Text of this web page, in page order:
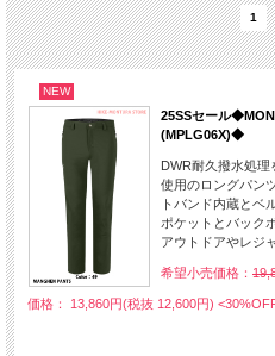
1
NEW
25SSセール
(MPLG06X)◆
DWR耐久撥水処
使用のロングパン
トバンド内蔵とベ
ポケットとバック
アウトドアやレジ
希望小売価格：
価格： 13,860円(税抜 12,600円)